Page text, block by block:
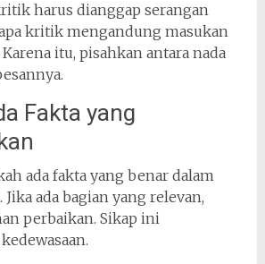
harus dianggap serangan
kritik mengandung masukan
itu, pisahkan antara nada
Fakta yang
ada fakta yang benar dalam
ada bagian yang relevan,
perbaikan. Sikap ini